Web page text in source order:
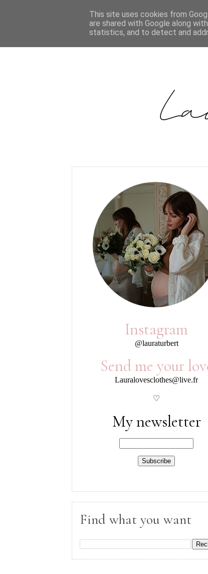
Instagram
@lauraturbert
Send me your
Lauralovesclothes@live.fr
♡
My newsletter
Find what you want
This site uses cookies from
are shared with Google along
statistics, and to detect and